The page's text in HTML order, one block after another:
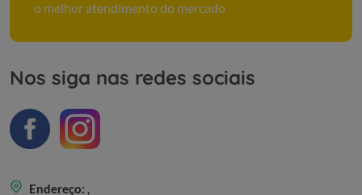
o melhor atendimento do mercado
Nos siga nas redes sociais
Endereço: ,